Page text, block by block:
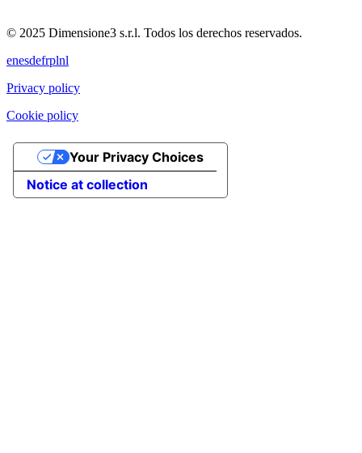
© 2025 Dimensione3 s.r.l. Todos los derechos reservados.
enesdefrplnl
Privacy policy
Cookie policy
Notice at collection
Your Privacy Choices